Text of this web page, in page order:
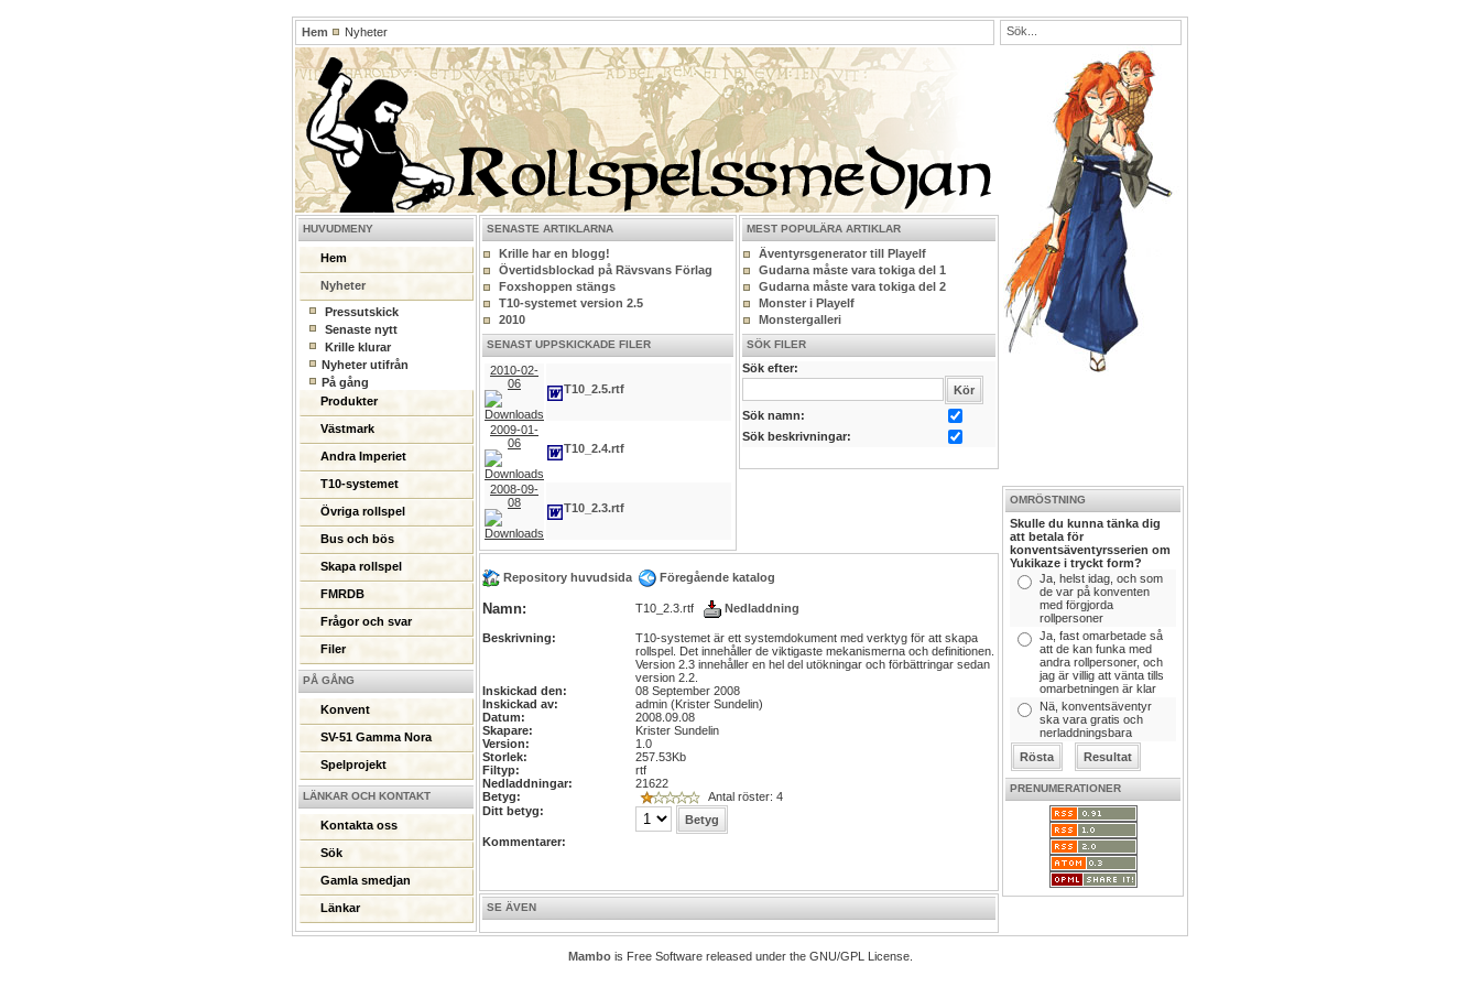
Hem Nyheter
HUVUDMENY
Hem
Nyheter
Pressutskick
Senaste nytt
Krille klurar
Nyheter utifrån
På gång
Produkter
Västmark
Andra Imperiet
T10-systemet
Övriga rollspel
Bus och bös
Skapa rollspel
FMRDB
Frågor och svar
Filer
PÅ GÅNG
Konvent
SV-51 Gamma Nora
Spelprojekt
LÄNKAR OCH KONTAKT
Kontakta oss
Sök
Gamla smedjan
Länkar
SENASTE ARTIKLARNA
Krille har en blogg!
Övertidsblockad på Rävsvans Förlag
Foxshoppen stängs
T10-systemet version 2.5
2010
SENAST UPPSKICKADE FILER
2010-02-
06
T10_2.5.rtf
2009-01-
06
T10_2.4.rtf
2008-09-
08
T10_2.3.rtf
MEST POPULÄRA ARTIKLAR
Äventyrsgenerator till Playelf
Gudarna måste vara tokiga del 1
Gudarna måste vara tokiga del 2
Monster i Playelf
Monstergalleri
SÖK FILER
Sök efter:
Sök namn:
Sök beskrivningar:
Repository huvudsida Föregående katalog
Namn: T10_2.3.rtf Nedladdning
Beskrivning:
T10-systemet är ett systemdokument med verktyg för att skapa
rollspel. Det innehåller de viktigaste mekanismerna och definitionen.
Version 2.3 innehåller en hel del utökningar och förbättringar sedan
version 2.2.
Inskickad den:
08 September 2008
Inskickad av:
admin (Krister Sundelin)
Datum:
2008.09.08
Skapare:
Krister Sundelin
Version:
1.0
Storlek:
257.53Kb
Filtyp:
rtf
Nedladdningar:
21622
Betyg:
Antal röster: 4
Ditt betyg:
Kommentarer:
SE ÄVEN
OMRÖSTNING
Skulle du kunna tänka dig
att betala för
konventsäventyrsserien om
Yukikaze i tryckt form?
Ja, helst idag, och som
de var på konventen
med förgjorda
rollpersoner
Ja, fast omarbetade så
att de kan funka med
andra rollpersoner, och
jag är villig att vänta tills
omarbetningen är klar
Nä, konventsäventyr
ska vara gratis och
nerladdningsbara
PRENUMERATIONER
Mambois Free Software released under the GNU/GPL License.